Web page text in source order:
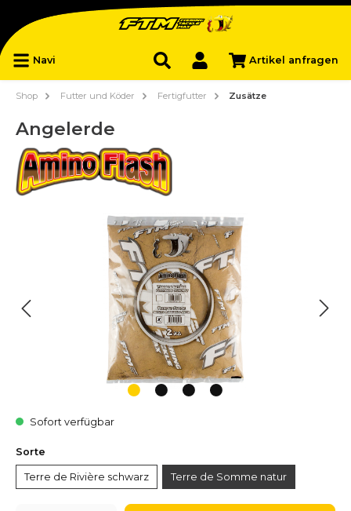
Navi Artikel anfragen
Shop Futter und Köder Fertigfutter Zusätze
Angelerde
Sofort verfügbar
Sorte
Terre de Rivière schwarz Terre de Somme natur